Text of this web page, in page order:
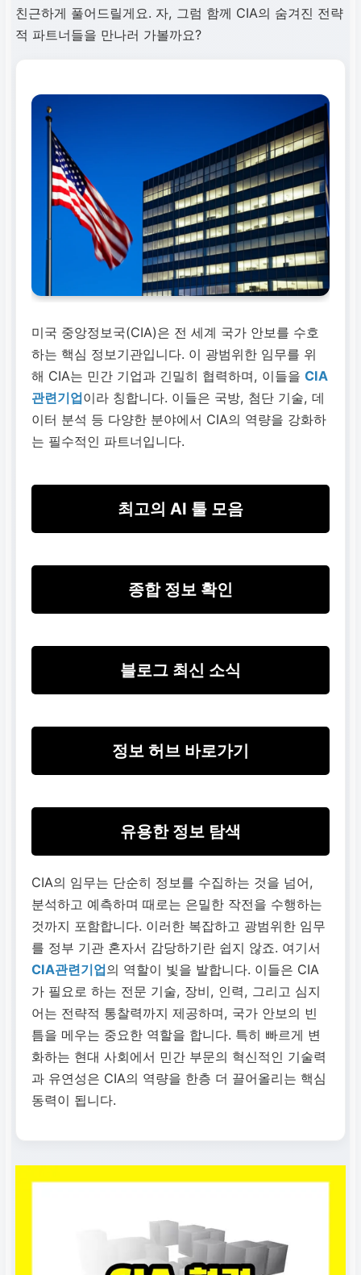
친근하게 풀어드릴게요. 자, 그럼 함께 CIA의 숨겨진 전략
적 파트너들을 만나러 가볼까요?
미국 중앙정보국(CIA)은 전 세계 국가 안보를 수호
하는 핵심 정보기관입니다. 이 광범위한 임무를 위
해 CIA는 민간 기업과 긴밀히 협력하며, 이들을CIA
관련기업이라 칭합니다. 이들은 국방, 첨단 기술, 데
이터 분석 등 다양한 분야에서 CIA의 역량을 강화하
는 필수적인 파트너입니다.
최고의 AI 툴 모음
종합 정보 확인
블로그 최신 소식
정보 허브 바로가기
유용한 정보 탐색
CIA의 임무는 단순히 정보를 수집하는 것을 넘어,
분석하고 예측하며 때로는 은밀한 작전을 수행하는
것까지 포함합니다. 이러한 복잡하고 광범위한 임무
를 정부 기관 혼자서 감당하기란 쉽지 않죠. 여기서
CIA관련기업의 역할이 빛을 발합니다. 이들은 CIA
가 필요로 하는 전문 기술, 장비, 인력, 그리고 심지
어는 전략적 통찰력까지 제공하며, 국가 안보의 빈
틈을 메우는 중요한 역할을 합니다. 특히 빠르게 변
화하는 현대 사회에서 민간 부문의 혁신적인 기술력
과 유연성은 CIA의 역량을 한층 더 끌어올리는 핵심
동력이 됩니다.